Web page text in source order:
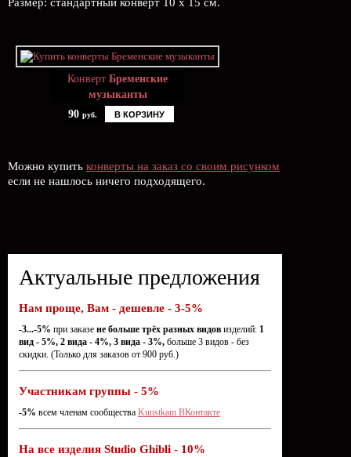
Конверт Бременские
музыканты
90 руб. В КОРЗИНУ
Можно купить конверты на заказ со своим рисунком
если не нашлось ничего подходящего.
Актуальные предложения
Нам проще, Вам - дешевле - 3-5%
-3...-5% при заказе не больше трёх разных видов изделий: 1
вид - 5%, 2 вида - 4%, 3 вида - 3%, больше 3 видов - без
скидки. (Только для заказов от 900 руб.)
Участникам группы - 5%
-5% всем членам сообщества Kunstkam ВКонтакте
На все изделия Studio Ghibli - 10%